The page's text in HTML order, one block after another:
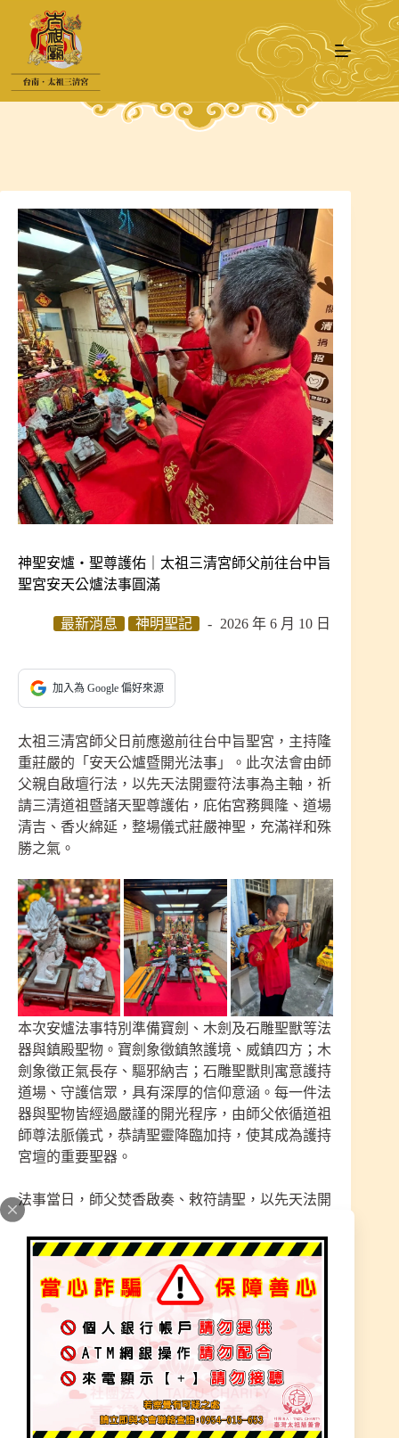
要
神聖安爐・聖尊護佑｜太祖三清宮師父前往台中旨
聖宮安天公爐法事圓滿
最新消息 神明聖記 2026 年 6 月 10 日
加入為 Google 偏好來源
太祖三清宮師父日前應邀前往台中旨聖宮，主持隆
重莊嚴的「安天公爐暨開光法事」。此次法會由師
父親自啟壇行法，以先天法開靈符法事為主軸，祈
請三清道祖暨諸天聖尊護佑，庇佑宮務興隆、道場
清吉、香火綿延，整場儀式莊嚴神聖，充滿祥和殊
勝之氣。
本次安爐法事特別準備寶劍、木劍及石雕聖獸等法
器與鎮殿聖物。寶劍象徵鎮煞護境、威鎮四方；木
劍象徵正氣長存、驅邪納吉；石雕聖獸則寓意護持
道場、守護信眾，具有深厚的信仰意涵。每一件法
器與聖物皆經過嚴謹的開光程序，由師父依循道祖
師尊法脈儀式，恭請聖靈降臨加持，使其成為護持
宮壇的重要聖器。
法事當日，師父焚香啟奏、敕符請聖，以先天法開
靈符秘法恭請三清道祖及諸天聖尊降臨護佑。道場
莊嚴肅穆，信眾虔誠參禮，共同見證這神聖殊勝的
重要時刻。
「安天公爐」在傳統信仰中具有極為重要的意義。
天公爐不僅是香火傳承的重要象徵，更代表天地正
氣匯聚之所。透過安爐儀式，建立神人感應的橋
樑，使善信虔誠心願得以上達天聽，也象徵宮廟正
式承接天恩護佑，奠定香火鼎盛、宮運昌隆的根